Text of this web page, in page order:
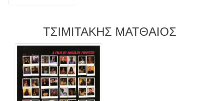
ΤΣΙΜΙΤΑΚΗΣ ΜΑΤΘΑΙΟΣ